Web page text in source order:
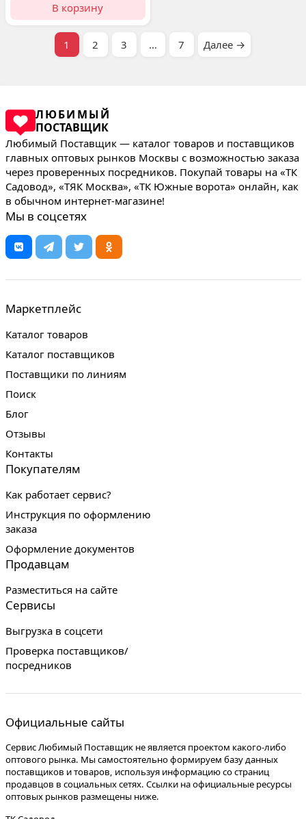
В корзину
1 2 3 … 7 Далее →
ЛЮБИМЫЙ
ПОСТАВЩИК
Любимый Поставщик — каталог товаров и поставщиков
главных оптовых рынков Москвы с возможностью заказа
через проверенных посредников. Покупай товары на «ТК
Садовод», «ТЯК Москва», «ТК Южные ворота» онлайн, как
в обычном интернет-магазине!
Мы в соцсетях
Маркетплейс
Каталог товаров
Каталог поставщиков
Поставщики по линиям
Поиск
Блог
Отзывы
Контакты
Покупателям
Как работает сервис?
Инструкция по оформлению
заказа
Оформление документов
Продавцам
Разместиться на сайте
Сервисы
Выгрузка в соцсети
Проверка поставщиков/
посредников
Официальные сайты
Сервис Любимый Поставщик не является проектом какого-либо
оптового рынка. Мы самостоятельно формируем базу данных
поставщиков и товаров, используя информацию со страниц
продавцов в социальных сетях. Ссылки на официальные ресурсы
оптовых рынков размещены ниже.